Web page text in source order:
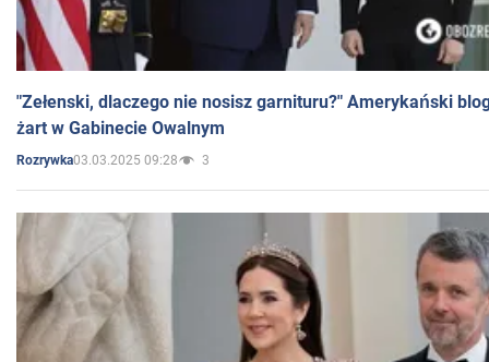
"Zełenski, dlaczego nie nosisz garnituru?" Amerykański
żart w Gabinecie Owalnym
Rozrywka03.03.2025 09:28 3